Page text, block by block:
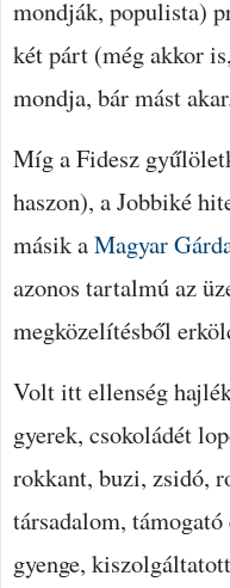
mondják, populista)
két párt (még akkor
mondja, bár mást
Míg a Fidesz
haszon), a Jobbiké
másik aMagyar
azonos tartalmú az
megközelítésből
Volt itt ellenség
gyerek, csokoládét
rokkant, buzi, zsidó,
társadalom,
gyenge,